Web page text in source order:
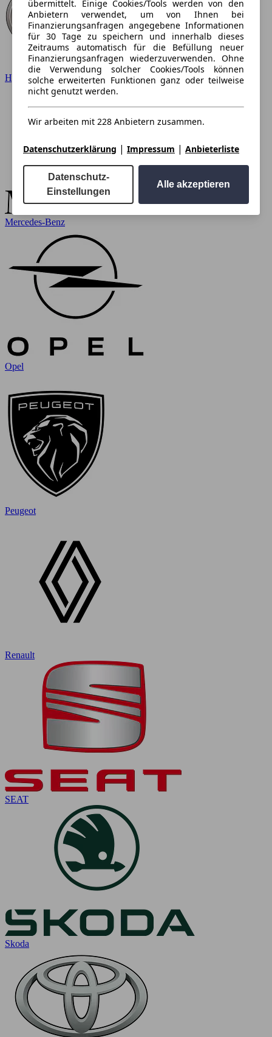
übermittelt. Einige Cookies/Tools werden von den
Anbietern verwendet, um von Ihnen bei
Finanzierungsanfragen angegebene Informationen
für 30 Tage zu speichern und innerhalb dieses
Zeitraums automatisch für die Befüllung neuer
Finanzierungsanfragen wiederzuverwenden. Ohne
die Verwendung solcher Cookies/Tools können
solche erweiterten Funktionen ganz oder teilweise
nicht genutzt werden.
Wir arbeiten mit 228 Anbietern zusammen.
Datenschutzerklärung | Impressum | Anbieterliste
Datenschutz-
Einstellungen
Alle akzeptieren
Hyundai
Mercedes-Benz
Opel
Peugeot
Renault
SEAT
Skoda